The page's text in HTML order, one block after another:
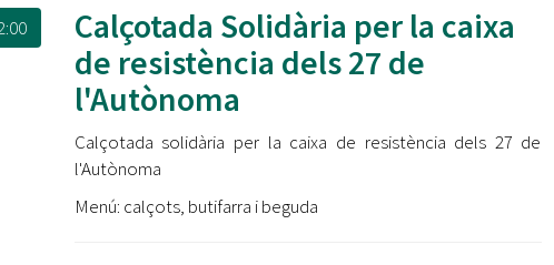
Calçotada Solidària per la caixa
de resistència dels 27 de
l'Autònoma
Calçotada solidària per la caixa de resistència dels 27 de
l'Autònoma
Menú: calçots, butifarra i beguda